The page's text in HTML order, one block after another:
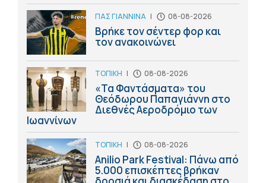
ΠΑΣ ΓΙΑΝΝΙΝΑ | 08-08-2026
Βρήκε τον σέντερ φορ και
τον ανακοινώνει
ΤΟΠΙΚΗ | 08-08-2026
«Τα Φαντάσματα» του
Θεόδωρου Παπαγιάννη στο
Διεθνές Αεροδρόμιο των
Ιωαννίνων
ΤΟΠΙΚΗ | 08-08-2026
Anilio Park Festival: Πάνω από
5.000 επισκέπτες βρήκαν